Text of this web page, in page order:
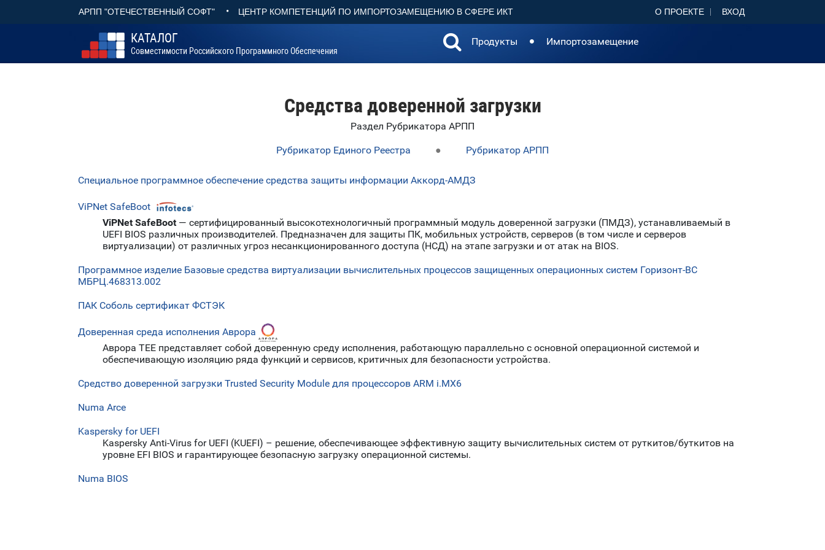
АРПП "ОТЕЧЕСТВЕННЫЙ СОФТ" • ЦЕНТР КОМПЕТЕНЦИЙ ПО ИМПОРТОЗАМЕЩЕНИЮ В СФЕРЕ ИКТ О ПРОЕКТЕ ВХОД
КАТАЛОГ
Совместимости Российского Программного Обеспечения
Продукты Импортозамещение
Средства доверенной загрузки
Раздел Рубрикатора АРПП
Рубрикатор Единого Реестра ● Рубрикатор АРПП
Специальное программное обеспечение средства защиты информации Аккорд-АМДЗ
ViPNet SafeBoot
ViPNet SafeBoot — сертифицированный высокотехнологичный программный модуль доверенной загрузки (ПМДЗ), устанавливаемый в
UEFI BIOS различных производителей. Предназначен для защиты ПК, мобильных устройств, серверов (в том числе и серверов
виртуализации) от различных угроз несанкционированного доступа (НСД) на этапе загрузки и от атак на BIOS.
Программное изделие Базовые средства виртуализации вычислительных процессов защищенных операционных систем Горизонт-ВС
МБРЦ.468313.002
ПАК Соболь сертификат ФСТЭК
Доверенная среда исполнения Аврора
Аврора ТЕЕ представляет собой доверенную среду исполнения, работающую параллельно с основной операционной системой и
обеспечивающую изоляцию ряда функций и сервисов, критичных для безопасности устройства.
Средство доверенной загрузки Trusted Security Module для процессоров ARM i.MX6
Numa Arce
Kaspersky for UEFI
Kaspersky Anti-Virus for UEFI (KUEFI) – решение, обеспечивающее эффективную защиту вычислительных систем от руткитов/буткитов на
уровне EFI BIOS и гарантирующее безопасную загрузку операционной системы.
Numa BIOS